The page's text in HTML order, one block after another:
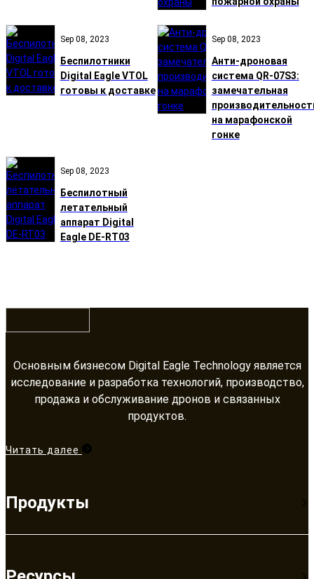
Sep 08, 2023
Беспилотники
Digital Eagle VTOL
готовы к доставке
Sep 08, 2023
Анти-дроновая
система QR-07S3:
замечательная
на марафонской
гонке
Sep 08, 2023
Беспилотный
летательный
аппарат Digital
Eagle DE-RT03
Основным бизнесом Digital Eagle Technology является
исследование и разработка технологий, производство,
продажа и обслуживание дронов и связанных
продуктов.​​​​​​​
Читать далее
Продукты